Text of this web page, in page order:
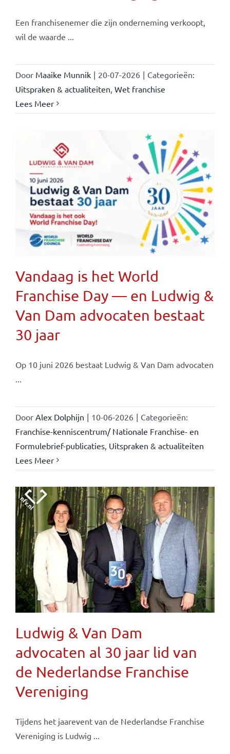
Een franchisenemer die zijn onderneming verkoopt,
wil de waarde ...
Door Maaike Munnik | 20-07-2026 | Categorieën:
Uitspraken & actualiteiten, Wet franchise
Lees Meer
Vandaag is het World
Franchise Day — en Ludwig &
Van Dam advocaten bestaat
30 jaar
Op 10 juni 2026 bestaat Ludwig & Van Dam advocaten
...
Door Alex Dolphijn | 10-06-2026 | Categorieën:
Franchise-kenniscentrum/ Nationale Franchise- en
Formulebrief-publicaties, Uitspraken & actualiteiten
Lees Meer
Ludwig & Van Dam
advocaten al 30 jaar lid van
de Nederlandse Franchise
Vereniging
Tijdens het jaarevent van de Nederlandse Franchise
Vereniging is Ludwig ...